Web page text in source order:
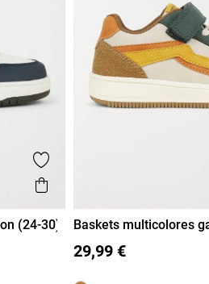
Ajouter aux favoris
Aperçu rapide
(24-30)
24 25
Baskets multicolores
29,99 €